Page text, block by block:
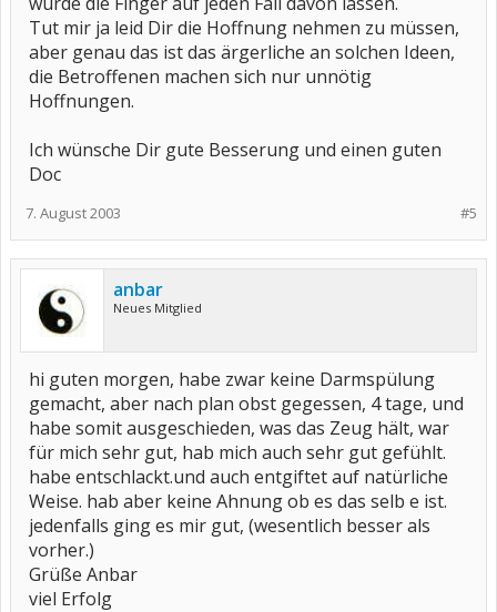
Tut mir ja leid Dir die Hoffnung nehmen zu müssen,
aber genau das ist das ärgerliche an solchen Ideen,
die Betroffenen machen sich nur unnötig
Hoffnungen.
Ich wünsche Dir gute Besserung und einen guten
Doc
#5
7. August 2003
anbar
Neues Mitglied
hi guten morgen, habe zwar keine Darmspülung
gemacht, aber nach plan obst gegessen, 4 tage, und
habe somit ausgeschieden, was das Zeug hält, war
für mich sehr gut, hab mich auch sehr gut gefühlt.
habe entschlackt.und auch entgiftet auf natürliche
Weise. hab aber keine Ahnung ob es das selb e ist.
jedenfalls ging es mir gut, (wesentlich besser als
vorher.)
Grüße Anbar
viel Erfolg